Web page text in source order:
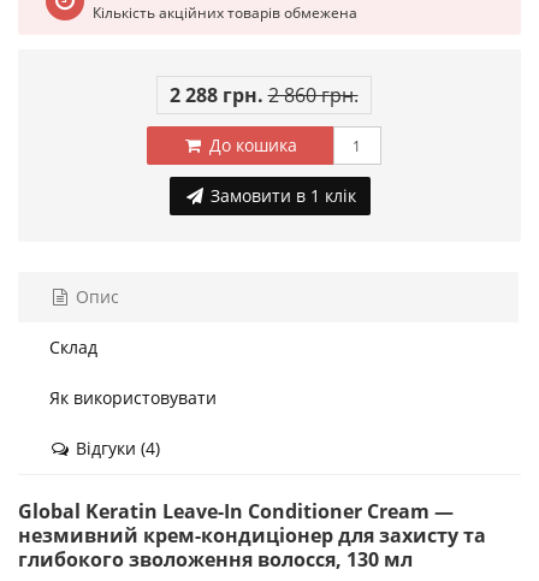
Кількість акційних товарів обмежена
2 288 грн. 2 860 грн.
До кошика
Замовити в 1 клік
Опис
Склад
Як використовувати
Відгуки (4)
Global Keratin Leave-In Conditioner Cream —
незмивний крем-кондиціонер для захисту та
глибокого зволоження волосся, 130 мл